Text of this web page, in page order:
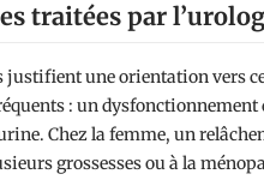
traitées par
une orientation vers
: un
Chez la femme, un
grossesses ou à la